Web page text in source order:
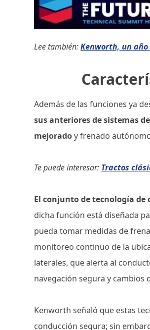
Lee también:Kenworth, un
Además de las funciones ya
sus anteriores de sistemas
mejoradoy frenado
Te puede interesar: Tractos
El conjunto de tecnología de
dicha función está diseñada
pueda tomar medidas de
monitoreo continuo de la
laterales, que alerta al
navegación segura y cambios
Kenworth señaló que estas
conducción segura; sin